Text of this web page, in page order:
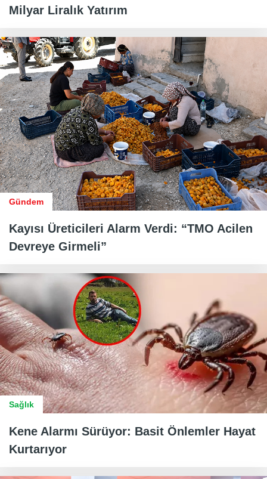
Milyar Liralık Yatırım
Gündem
Kayısı Üreticileri Alarm Verdi: “TMO Acilen
Devreye Girmeli”
Sağlık
Kene Alarmı Sürüyor: Basit Önlemler Hayat
Kurtarıyor